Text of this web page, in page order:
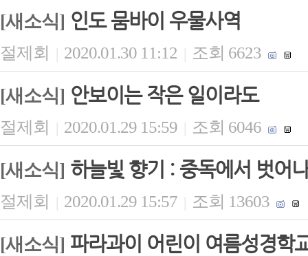
[새소식] 인도 뭄바이 우물사역
절제회 | 2020.01.30 11:12 | 조회 6623
[새소식] 안보이는 작은 일이라도
절제회 | 2020.01.29 15:59 | 조회 6046
[새소식] 하늘빛 향기 : 중독에서 벗어
절제회 | 2020.01.29 15:57 | 조회 13603
[새소식] 파라과이 어린이 여름성경학